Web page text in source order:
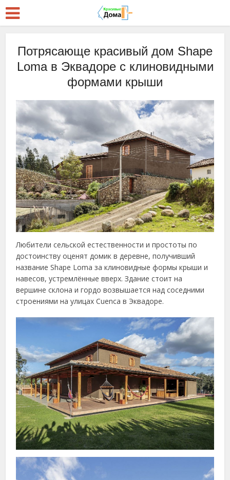
Потрясающе красивый дом Shape
Loma в Эквадоре с клиновидными
формами крыши
Любители сельской естественности и простоты по
достоинству оценят домик в деревне, получивший
название Shape Loma за клиновидные формы крыши и
навесов, устремлённые вверх. Здание стоит на
вершине склона и гордо возвышается над соседними
строениями на улицах Cuenca в Эквадоре.